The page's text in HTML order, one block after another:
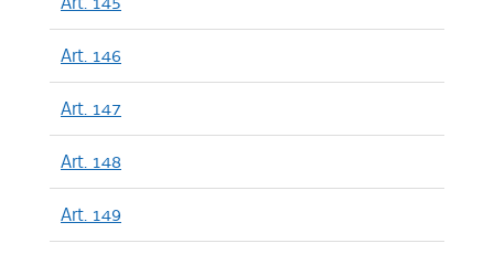
Art. 146
Art. 147
Art. 148
Art. 149